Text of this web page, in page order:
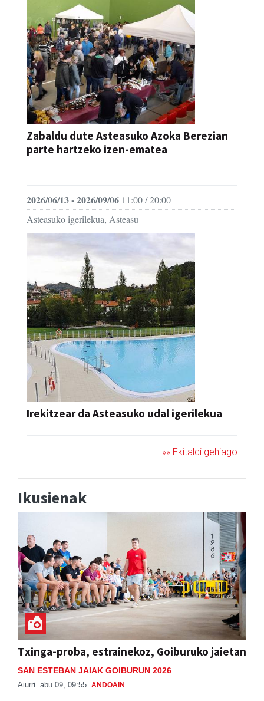
Zabaldu dute Asteasuko Azoka Berezian
parte hartzeko izen-ematea
2026/06/13 - 2026/09/06 11:00 / 20:00
Asteasuko igerilekua, Asteasu
Irekitzear da Asteasuko udal igerilekua
»» Ekitaldi gehiago
Ikusienak
Txinga-proba, estrainekoz, Goiburuko jaietan
SAN ESTEBAN JAIAK GOIBURUN 2026
Aiurri abu 09, 09:55 ANDOAIN